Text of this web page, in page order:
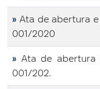
» Ata de abertura
001/2020
» Ata de abertura
001/202.